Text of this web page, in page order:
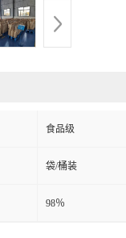
食品级
袋/桶装
98％